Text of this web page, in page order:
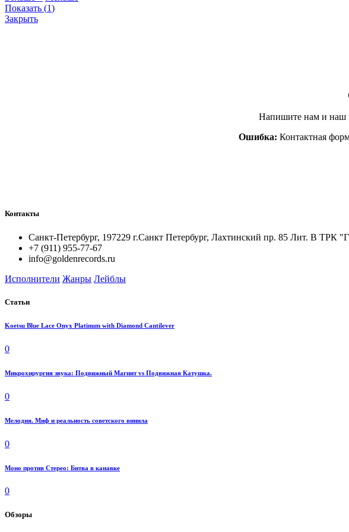
Показать (1)
Закрыть
Напишите нам и наш
Ошибка: Контактная
Контакты
Санкт-Петербург, 197229 г.Санкт Петербург, Лахтинский пр. 85 Лит. B ТРК
+7 (911) 955-77-67
info@goldenrecords.ru
Исполнители Жанры Лейблы
Статьи
Koetsu Blue Lace Onyx Platinum with Diamond Cantilever
0
Микрохирургия звука: Подвижный Магнит vs Подвижная Катушка.
0
Мелодия. Миф и реальность советского винила
0
Моно против Стерео: Битва в канавке
0
Обзоры